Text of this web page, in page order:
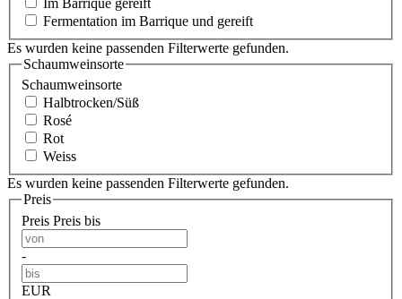
Fermentation im Barrique und gereift
Es wurden keine passenden Filterwerte gefunden.
Schaumweinsorte
Schaumweinsorte
Halbtrocken/Süß
Rosé
Rot
Weiss
Es wurden keine passenden Filterwerte gefunden.
Preis
Preis Preis bis
-
EUR